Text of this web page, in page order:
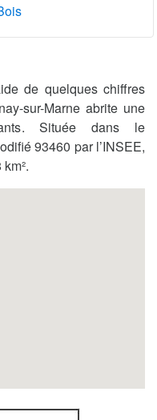
de quelques chiffres
sur-Marne abrite une
Située dans le
93460 par l’INSEE,